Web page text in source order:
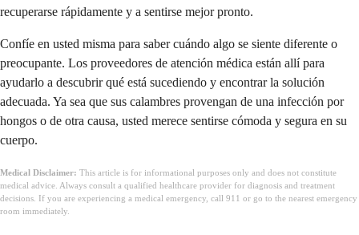
recuperarse rápidamente y a sentirse mejor pronto.
Confíe en usted misma para saber cuándo algo se siente diferente o
preocupante. Los proveedores de atención médica están allí para
ayudarlo a descubrir qué está sucediendo y encontrar la solución
adecuada. Ya sea que sus calambres provengan de una infección por
hongos o de otra causa, usted merece sentirse cómoda y segura en su
cuerpo.
Medical Disclaimer: This article is for informational purposes only and does not constitute
medical advice. Always consult a qualified healthcare provider for diagnosis and treatment
decisions. If you are experiencing a medical emergency, call 911 or go to the nearest emergency
room immediately.